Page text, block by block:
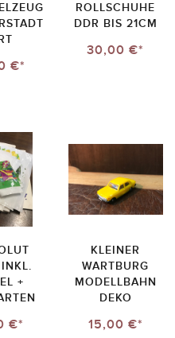
€*
ROLLSCHUHE
DDR BIS 21CM
30,00 €*
+
€*
KLEINER
WARTBURG
MODELLBAHN
DEKO
15,00 €*